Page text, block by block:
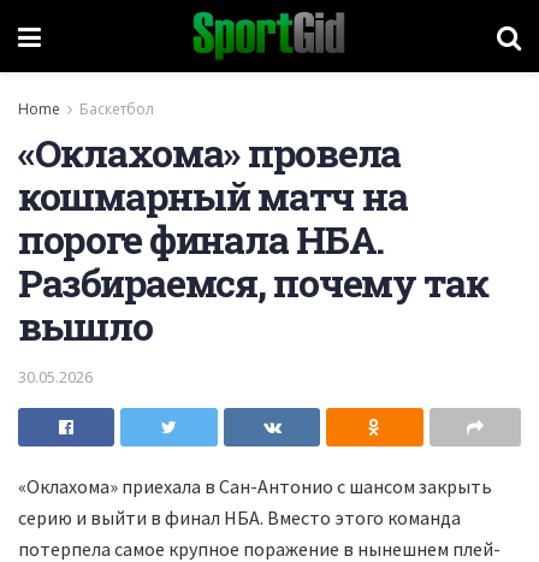
Home Баскетбол
«Оклахома» провела
кошмарный матч на
пороге финала НБА.
Разбираемся, почему так
вышло
30.05.2026
«Оклахома» приехала в Сан-Антонио с шансом закрыть
серию и выйти в финал НБА. Вместо этого команда
потерпела самое крупное поражение в нынешнем плей-